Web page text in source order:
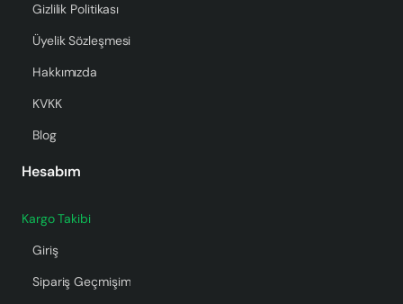
Gizlilik Politikası
Üyelik Sözleşmesi
Hakkımızda
KVKK
Blog
Hesabım
Kargo Takibi
Giriş
Sipariş Geçmişim